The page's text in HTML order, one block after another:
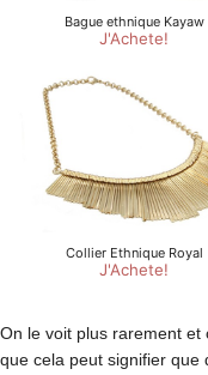
On le voit plus rarement
que cela peut signifier que